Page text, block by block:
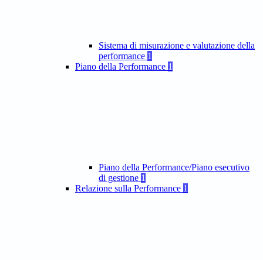
Sistema di misurazione e valutazione della
performance 1
Piano della Performance 1
Piano della Performance/Piano esecutivo
di gestione 1
Relazione sulla Performance 1